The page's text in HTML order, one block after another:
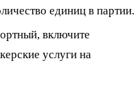
единиц в партии.
включите
услуги на